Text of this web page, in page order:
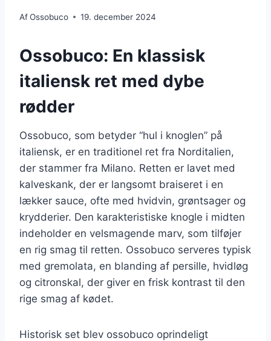
AfOssobuco 19. december 2024
Ossobuco: En klassisk
italiensk ret med dybe
rødder
Ossobuco, som betyder “hul i knoglen” på
italiensk, er en traditionel ret fra Norditalien,
der stammer fra Milano. Retten er lavet med
kalveskank, der er langsomt braiseret i en
lækker sauce, ofte med hvidvin, grøntsager og
krydderier. Den karakteristiske knogle i midten
indeholder en velsmagende marv, som tilføjer
en rig smag til retten. Ossobuco serveres typisk
med gremolata, en blanding af persille, hvidløg
og citronskal, der giver en frisk kontrast til den
rige smag af kødet.
Historisk set blev ossobuco oprindeligt